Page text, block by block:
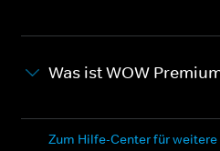
Was ist WOW
Zum Hilfe-Center für